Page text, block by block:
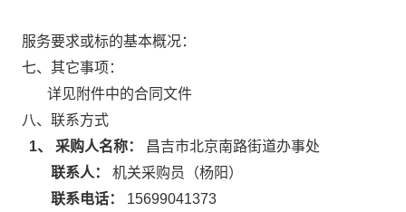
服务要求或标的基本概况：
七、其它事项：
详见附件中的合同文件
八、联系方式
1、 采购人名称：
昌吉市北京南路街道办事处
联系人：
机关采购员（杨阳）
联系电话：
15699041373